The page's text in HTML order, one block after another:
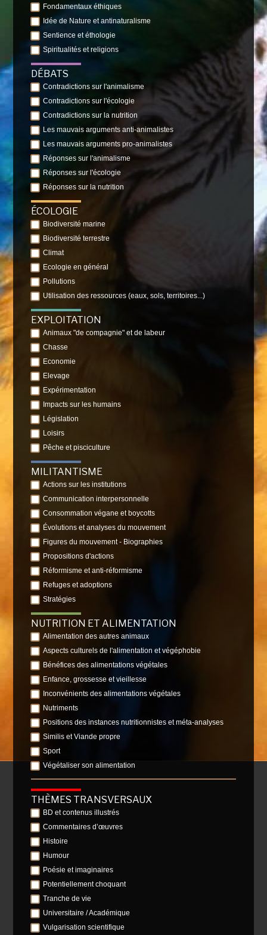
Fondamentaux éthiques
Idée de Nature et antinaturalisme
Sentience et éthologie
Spiritualités et religions
DÉBATS
Contradictions sur l'animalisme
Contradictions sur l'écologie
Contradictions sur la nutrition
Les mauvais arguments anti-animalistes
Les mauvais arguments pro-animalistes
Réponses sur l'animalisme
Réponses sur l'écologie
Réponses sur la nutrition
ÉCOLOGIE
Biodiversité marine
Biodiversité terrestre
Climat
Ecologie en général
Pollutions
Utilisation des ressources (eaux, sols, territoires...)
EXPLOITATION
Animaux "de compagnie" et de labeur
Chasse
Economie
Elevage
Expérimentation
Impacts sur les humains
Législation
Loisirs
Pêche et pisciculture
MILITANTISME
Actions sur les institutions
Communication interpersonnelle
Consommation végane et boycotts
Évolutions et analyses du mouvement
Figures du mouvement - Biographies
Propositions d'actions
Réformisme et anti-réformisme
Refuges et adoptions
Stratégies
NUTRITION ET ALIMENTATION
Alimentation des autres animaux
Aspects culturels de l'alimentation et végéphobie
Bénéfices des alimentations végétales
Enfance, grossesse et vieillesse
Inconvénients des alimentations végétales
Nutriments
Positions des instances nutritionnistes et méta-analyses
Similis et Viande propre
Sport
Végétaliser son alimentation
THÈMES TRANSVERSAUX
BD et contenus illustrés
Commentaires d’œuvres
Histoire
Humour
Poésie et imaginaires
Potentiellement choquant
Tranche de vie
Universitaire / Académique
Vulgarisation scientifique